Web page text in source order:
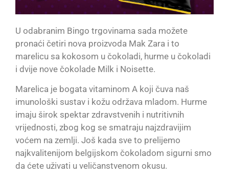
U odabranim Bingo trgovinama sada možete
pronaći četiri nova proizvoda Mak Zara i to
marelicu sa kokosom u čokoladi, hurme u čokoladi
i dvije nove čokolade Milk i Noisette.
Marelica je bogata vitaminom A koji čuva naš
imunološki sustav i kožu održava mladom. Hurme
imaju širok spektar zdravstvenih i nutritivnih
vrijednosti, zbog kog se smatraju najzdravijim
voćem na zemlji. Još kada sve to prelijemo
najkvalitenijom belgijskom čokoladom sigurni smo
da ćete uživati u veličanstvenom okusu.